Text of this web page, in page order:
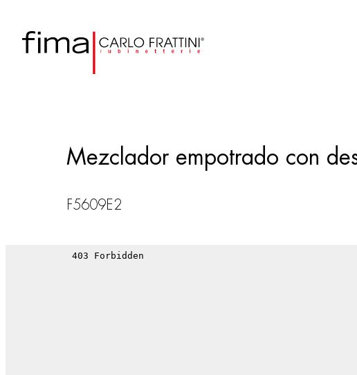
Mezclador empotrado con
F5609E2